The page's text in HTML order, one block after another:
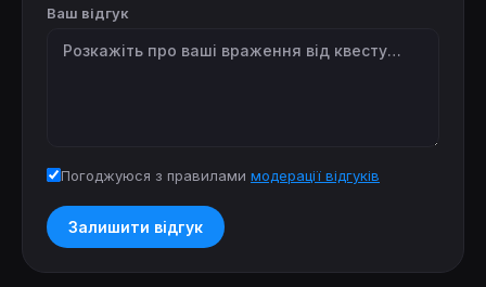
Ваш відгук
Погоджуюся з правилами модерації відгуків
Залишити відгук